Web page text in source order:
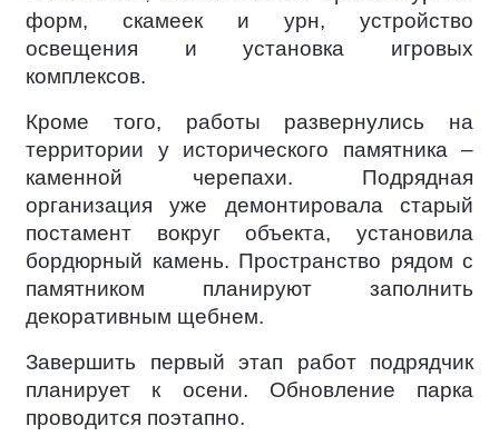
форм, скамеек и урн, устройство
освещения и установка игровых
комплексов.
Кроме того, работы развернулись на
территории у исторического памятника –
каменной черепахи. Подрядная
организация уже демонтировала старый
постамент вокруг объекта, установила
бордюрный камень. Пространство рядом с
памятником планируют заполнить
декоративным щебнем.
Завершить первый этап работ подрядчик
планирует к осени. Обновление парка
проводится поэтапно.